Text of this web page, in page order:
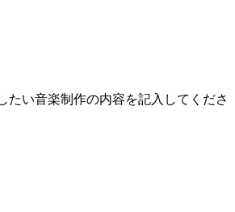
たい音楽制作の内容を記入してくださ